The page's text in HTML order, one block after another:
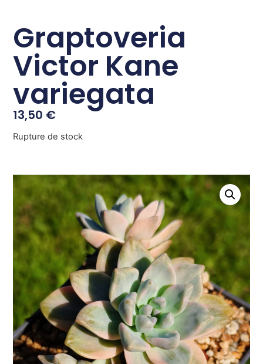
Graptoveria
Victor Kane
variegata
13,50 €
Rupture de stock